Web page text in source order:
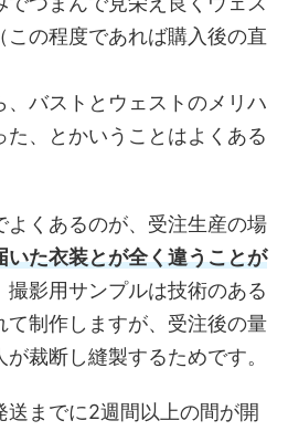
この程度であれば購入後の直
バストとウェストのメリハ
た、とかいうことはよくある
よくあるのが、受注生産の場
いた衣装とが全く違うことが
撮影用サンプルは技術のある
て制作しますが、受注後の量
裁断し縫製するためです。
送までに2週間以上の間が開